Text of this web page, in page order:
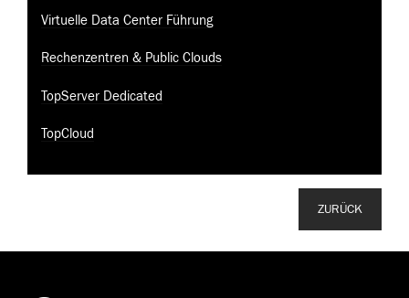
Virtuelle Data Center Führung
Rechenzentren & Public Clouds
TopServer Dedicated
TopCloud
ZURÜCK